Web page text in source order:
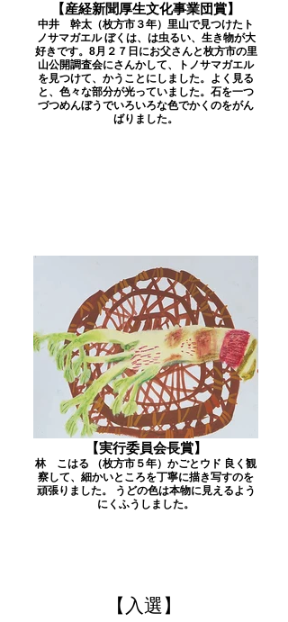
【産経新聞厚生文化事業団賞】
中井 幹太（枚方市３年）里山で見つけたト
ノサマガエル ぼくは、は虫るい、生き物が大
好きです。8月２７日にお父さんと枚方市の里
山公開調査会にさんかして、トノサマガエル
を見つけて、かうことにしました。よく見る
と、色々な部分が光っていました。石を一つ
づつめんぼうでいろいろな色でかくのをがん
ばりました。
【実行委員会長賞】
林 こはる （枚方市５年）かごとウド 良く観
察して、細かいところを丁寧に描き写すのを
頑張りました。 うどの色は本物に見えるよう
にくふうしました。
​【入選】